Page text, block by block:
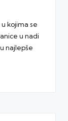
kojima se
u nadi
najlepše